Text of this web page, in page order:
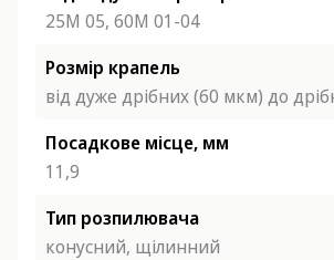
25М 05, 60М 01-04
Розмір крапель
від дуже дрібних (60 мкм) до
Посадкове місце, мм
11,9
Тип розпилювача
конусний, щілинний